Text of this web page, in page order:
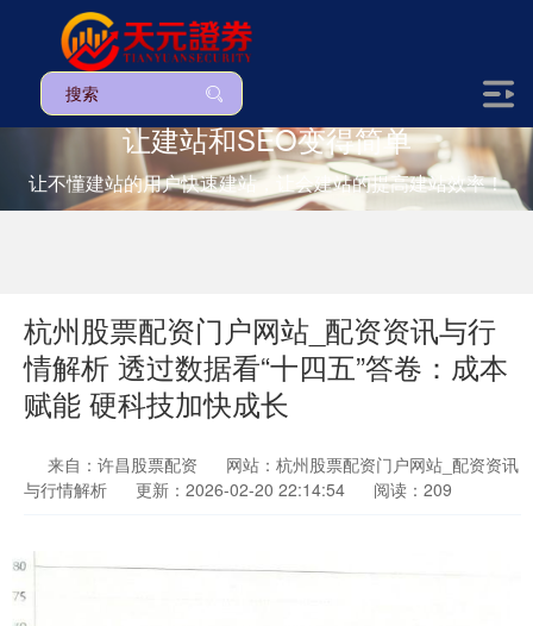
让建站和SEO变得简单
让不懂建站的用户快速建站，让会建站的提高建站效率！
杭州股票配资门户网站_配资资讯与行
情解析 透过数据看“十四五”答卷：成本
赋能 硬科技加快成长
来自：许昌股票配资
网站：杭州股票配资门户网站_配资资讯
与行情解析
更新：2026-02-20 22:14:54 阅读：209